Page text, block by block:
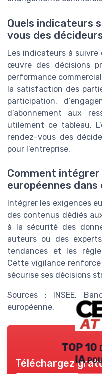
Quels indicateurs
vous des
Les indicateurs à suivre
œuvre des décisions
performance
la satisfaction des
participation,
d’abonnement aux
utilement ce tableau.
rendez-vous des
pour l’entreprise.
Comment intégrer
européennes
Intégrer les exigences
des contenus dédiés
à la sécurité des
auteurs ou des
tendances et les
Cette vigilance renforce
sécurise ses décisions
Sources : INSEE,
européenne.
TOP 10
IA
Téléchargez